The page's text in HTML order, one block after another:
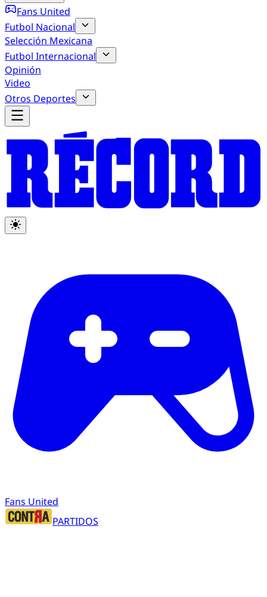
Fans United
Futbol Nacional
Selección Mexicana
Futbol Internacional
Opinión
Video
Otros Deportes
Fans United
PARTIDOS